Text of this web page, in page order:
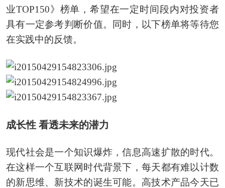
业TOP150》榜单，希望在一定时间段内对投资者
具有一定参考判断价值。同时，以下榜单将等待您
在实践中的反馈。
成长性 看透未来的潜力
现代社会是一个知识爆炸，信息高速扩散的时代。
在这样一个互联网时代背景下，每天都有难以计数
的新思维、新技术的诞生可能。高技术产品今天已